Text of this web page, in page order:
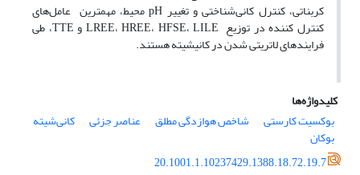
کربناتی، کنترل کانی‌شناختی و تغییر pHمحیط، مهمترین عامل‌های
کنترل کننده در توزیع LREE،HREE، HFSE،LILE و TTE، طی
فرایندهای لاتریتی شدن در کانی­شیته هستند.
کلیدواژه‌ها
بوکسیت کارستی
شاخص هوازدگی مطلق عناصر جزئی کانی‌شیته
بوکان
20.1001.1.10237429.1388.18.72.19.7